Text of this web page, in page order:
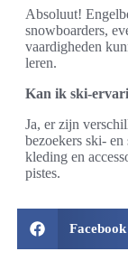
Absoluut!
snowboarders,
vaardigheden
leren.
Kan ik ski-
Ja, er zijn
bezoekers ski-
kleding en
pistes.
Facebook